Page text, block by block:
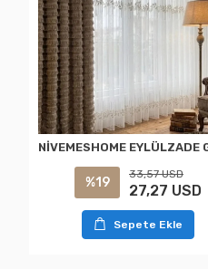
%19
33,57 USD
27,27 USD
Sepete Ekle